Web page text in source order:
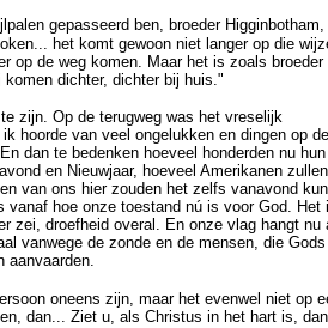
gepasseerd ben, broeder Higginbotham,
het komt gewoon niet langer op die
op de weg komen. Maar het is zoals broeder
dichter, dichter bij huis."
zijn. Op de terugweg was het vreselijk
hoorde van veel ongelukken en dingen op
dan te bedenken hoeveel honderden nu
en Nieuwjaar, hoeveel Amerikanen zullen
van ons hier zouden het zelfs vanavond
vanaf hoe onze toestand nú is voor God. Het
zei, droefheid overal. En onze vlag hangt nu
vanwege de zonde en de mensen, die Gods
aanvaarden.
oneens zijn, maar het evenwel niet op
dan... Ziet u, als Christus in het hart is,